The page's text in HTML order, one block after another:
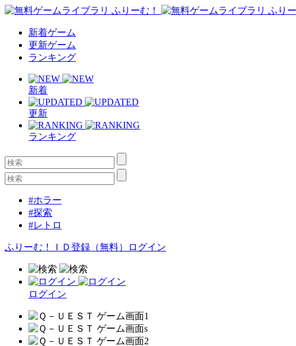
新着ゲーム
更新ゲーム
ランキング
新着
更新
ランキング
#ホラー
#探索
#レトロ
ふりーむ！ＩＤ登録（無料） ログイン
ログイン